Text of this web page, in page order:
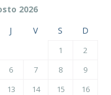
2026
J V S D
1
2
6 7 8
9
13 14 15
16